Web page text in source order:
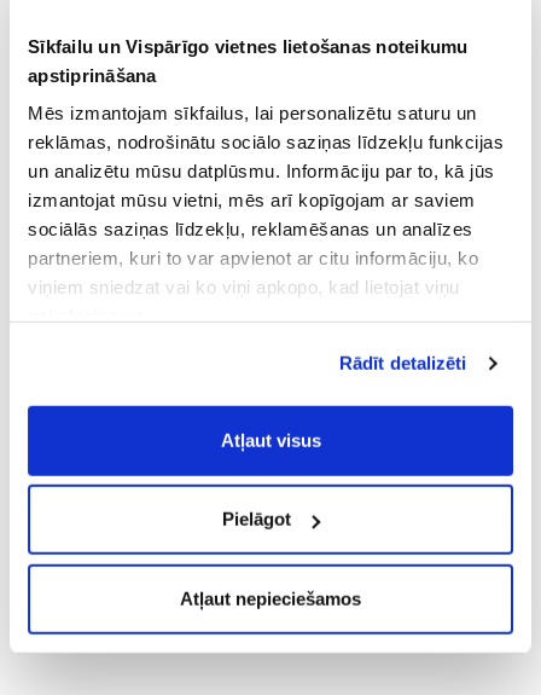
Sīkfailu un Vispārīgo vietnes lietošanas noteikumu
apstiprināšana
Mēs izmantojam sīkfailus, lai personalizētu saturu un
reklāmas, nodrošinātu sociālo saziņas līdzekļu funkcijas
un analizētu mūsu datplūsmu. Informāciju par to, kā jūs
izmantojat mūsu vietni, mēs arī kopīgojam ar saviem
sociālās saziņas līdzekļu, reklamēšanas un analīzes
partneriem, kuri to var apvienot ar citu informāciju, ko
viņiem sniedzat vai ko viņi apkopo, kad lietojat viņu
Vispārīgiem vietnes lietošanas
noteikumiem(saīsināti - VVLN).
Rādīt detalizēti
Atļaut visus
Pielāgot
Atļaut nepieciešamos